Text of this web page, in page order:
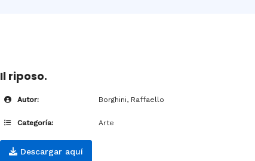
Il riposo.
Autor: Borghini, Raffaello
Categoría: Arte
Descargar aquí